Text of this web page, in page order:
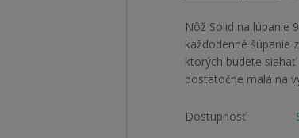
Nôž Solid na lúpanie
každodenné šúpanie
ktorých budete
dostatočne malá na
Dostupnosť